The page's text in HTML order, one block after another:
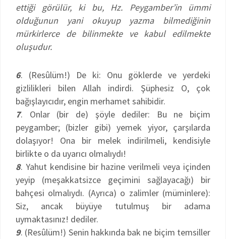
ettiği görülür, ki bu, Hz. Peygamber’in ümmi
olduğunun yani okuyup yazma bilmediğinin
mürkirlerce de bilinmekte ve kabul edilmekte
oluşudur.
6. (Resûlüm!) De ki: Onu göklerde ve yerdeki
gizlilikleri bilen Allah indirdi. Şüphesiz O, çok
bağışlayıcıdır, engin merhamet sahibidir.
7. Onlar (bir de) şöyle dediler: Bu ne biçim
peygamber; (bizler gibi) yemek yiyor, çarşılarda
dolaşıyor! Ona bir melek indirilmeli, kendisiyle
birlikte o da uyarıcı olmalıydı!
8. Yahut kendisine bir hazine verilmeli veya içinden
yeyip (meşakkatsizce geçimini sağlayacağı) bir
bahçesi olmalıydı. (Ayrıca) o zalimler (müminlere):
Siz, ancak büyüye tutulmuş bir adama
uymaktasınız! dediler.
9. (Resûlüm!) Senin hakkında bak ne biçim temsiller